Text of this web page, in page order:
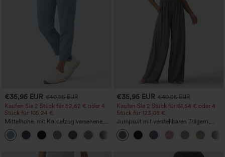
€35,95 EUR €40,95 EUR
Kaufen Sie 2 Stück für 52,62 € oder 4
Stück für 105,24 €.
Mittelhohe, mit Kordelzug versehene,
schnelltrocknende Golfhose mit schmal
zulaufendem Schnitt, abgerundetem
Saum und Taschen – UPF 40+
+2
€35,95 EUR €40,95 EUR
Kaufen Sie 2 Stück für 61,54 € oder 4
Stück für 123,08 €.
Jumpsuit mit verstellbaren Trägern,
gerafftem Detail, weitem Bein und
meliertem Stoff, lässig, mit Taschen -
Easy Peezy